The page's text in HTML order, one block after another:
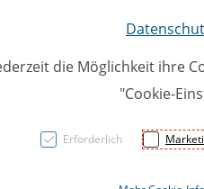
die Möglichkeit ihre
"Cookie-
Erforderlich